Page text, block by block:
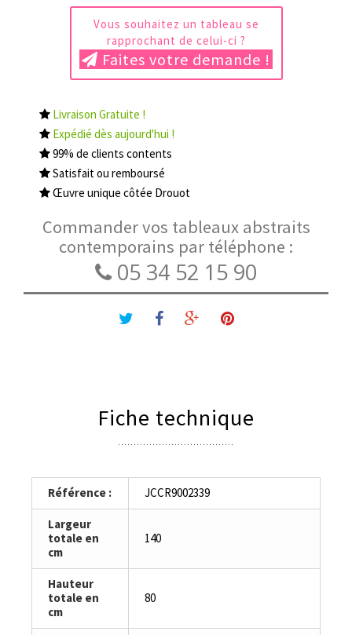
Vous souhaitez un tableau se
rapprochant de celui-ci ?
Faites votre demande !
Livraison Gratuite !
Expédié dès aujourd'hui !
99% de clients contents
Satisfait ou remboursé
Œuvre unique côtée Drouot
Commander vos tableaux abstraits
contemporains par téléphone :
05 34 52 15 90
Fiche technique
Référence : JCCR9002339
Largeur
totale en
cm
140
Hauteur
totale en
cm
80